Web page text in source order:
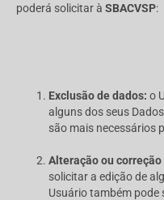
poderá solicitar à SBACVSP:
Exclusão de dados: o
alguns dos seus
são mais necessários
Alteração ou correção
solicitar a edição de
Usuário também pode